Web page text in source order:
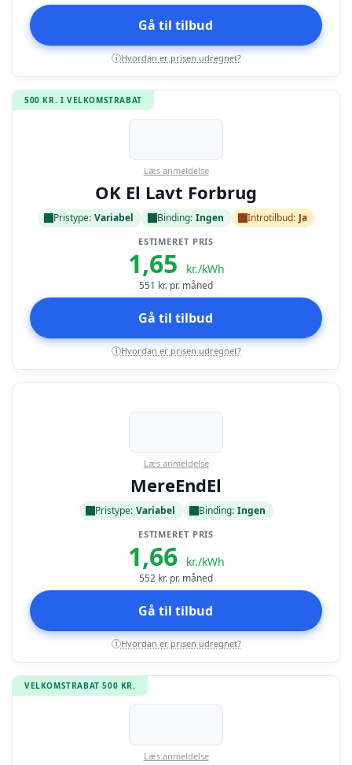
Gå til tilbud
i Hvordan er prisen udregnet?
500 KR. I VELKOMSTRABAT
Læs anmeldelse
OK El Lavt Forbrug
Pristype: Variabel Binding: Ingen Introtilbud: Ja
ESTIMERET PRIS
1,65 kr./kWh
551 kr. pr. måned
Gå til tilbud
i Hvordan er prisen udregnet?
Læs anmeldelse
MereEndEl
Pristype: Variabel Binding: Ingen
ESTIMERET PRIS
1,66 kr./kWh
552 kr. pr. måned
Gå til tilbud
i Hvordan er prisen udregnet?
VELKOMSTRABAT 500 KR.
Læs anmeldelse